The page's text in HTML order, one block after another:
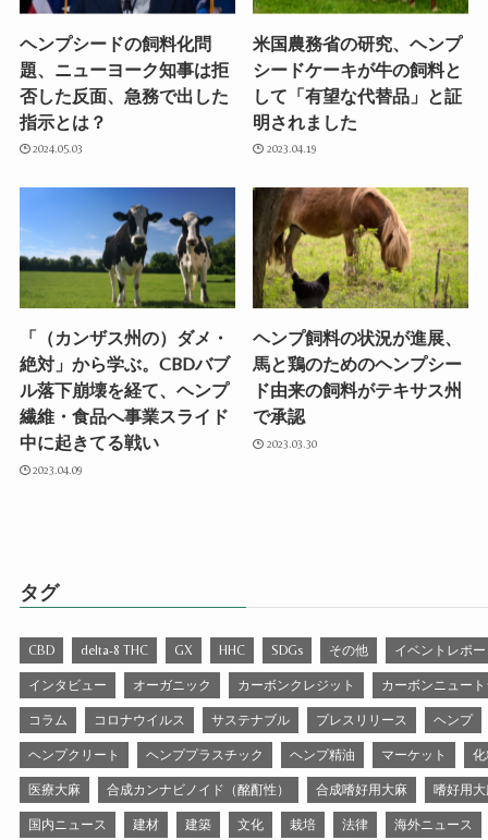
ヘンプシードの飼料化問
題、ニューヨーク知事は拒
否した反面、急務で出した
指示とは？
2024.05.03
米国農務省の研究、ヘンプ
シードケーキが牛の飼料と
して「有望な代替品」と証
明されました
2023.04.19
「（カンザス州の）ダメ・
絶対」から学ぶ。CBDバブ
ル落下崩壊を経て、ヘンプ
繊維・食品へ事業スライド
中に起きてる戦い
2023.04.09
ヘンプ飼料の状況が進展、
馬と鶏のためのヘンプシー
ド由来の飼料がテキサス州
で承認
2023.03.30
タグ
CBD delta-8 THC GX HHC SDGs その他 イベントレポ
インタビュー オーガニック カーボンクレジット カーボンニュー
コラム コロナウイルス サステナブル プレスリリース ヘンプ
ヘンプクリート ヘンププラスチック ヘンプ精油 マーケット
医療大麻 合成カンナビノイド（酩酊性） 合成嗜好用大麻 嗜好用
国内ニュース 建材 建築 文化 栽培 法律 海外ニュース